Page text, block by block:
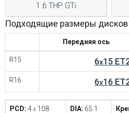
21:00
1.6 THP GTi
Подходящие размеры дисков
Передняя ось
R15 6x15
R16 6x16
PCD: 4 x 108 DIA: 65.1